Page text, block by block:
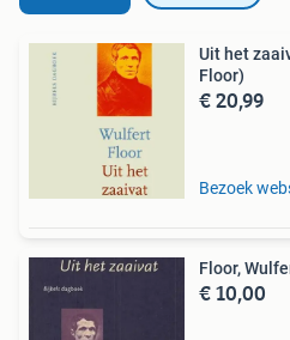
Uit het
Floor)
€ 20,99
Bezoek
Floor,
€ 10,00